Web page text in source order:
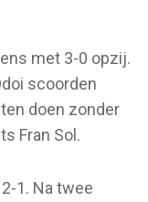
met 3-0 opzij.
scoorden
doen zonder
Fran Sol.
1. Na twee